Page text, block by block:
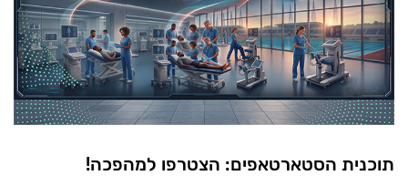
תוכנית הסטארטאפים: הצטרפו למהפכה!